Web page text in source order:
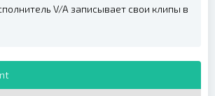
V/A записывает свои клипы в